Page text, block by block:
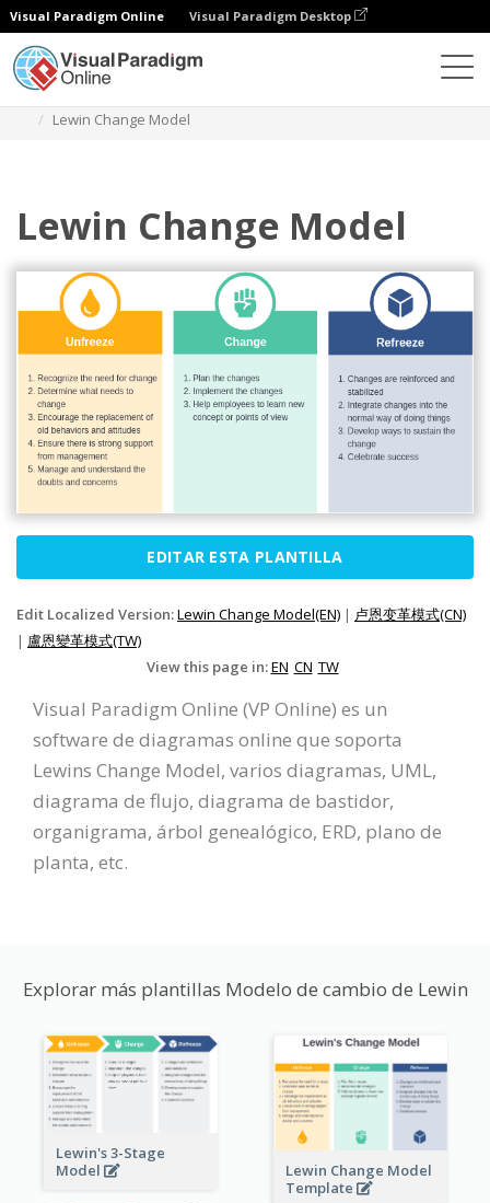
Visual Paradigm Online Visual Paradigm Desktop
Lewin Change Model
Lewin Change Model
EDITAR ESTA PLANTILLA
Edit Localized Version:Lewin Change Model(EN) | 卢恩变革模式(CN)
| 盧恩變革模式(TW)
View this page in:EN CN TW
Visual Paradigm Online (VP Online) es un
software de diagramas online que soporta
Lewins Change Model, varios diagramas, UML,
diagrama de flujo, diagrama de bastidor,
organigrama, árbol genealógico, ERD, plano de
planta, etc.
Explorar más plantillas Modelo de cambio de Lewin
Lewin's 3-Stage
Model
Lewin Change Model
Template